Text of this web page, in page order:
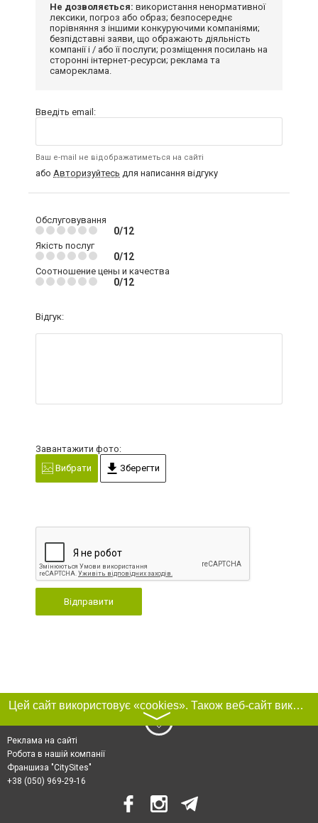
Не дозволяється: використання ненормативної
лексики, погроз або образ; безпосереднє
порівняння з іншими конкуруючими компаніями;
безпідставні заяви, що ображають діяльність
компанії і / або її послуги; розміщення посилань на
сторонні інтернет-ресурси; реклама та
самореклама.
Введіть email:
Ваш e-mail не відображатиметься на сайті
або Авторизуйтесь для написання відгуку
Обслуговування
0/12
Якість послуг
0/12
Соотношение цены и качества
0/12
Відгук:
Завантажити фото:
Вибрати
Зберегти
Відправити
Цей сайт використовує «cookies». Також веб-сайт використовує інтернет-сервіс для збору технічних даних стосовно відвідувачів з метою отримання маркетингової та статистичної інформації. Умови обробки даних відвідувачів сайту див.
〉
Реклама на сайті
Робота в нашій компанії
Франшиза "CitySites"
+38 (050) 969-29-16